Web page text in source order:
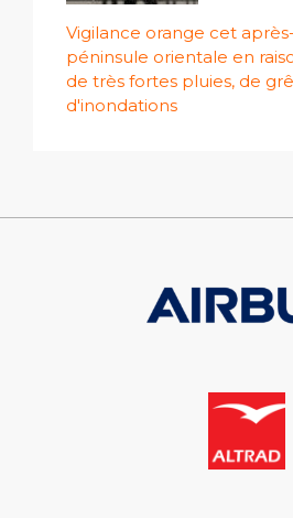
Vigilance orange cet
péninsule orientale en
de très fortes pluies, de
d'inondations